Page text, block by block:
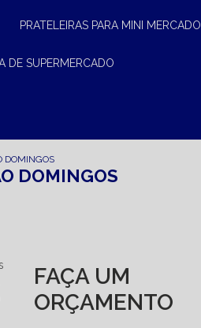
PRATELEIRAS PARA MINI MERCADO
DE SUPERMERCADO
DOMINGOS
DOMINGOS
FAÇA UM
ORÇAMENTO